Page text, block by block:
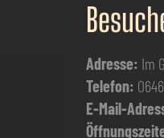
Adresse: Im
Telefon:
E-Mail-